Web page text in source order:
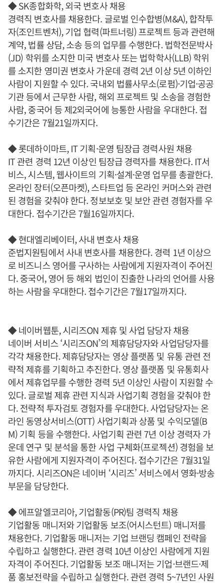
◆ SK종합화학, 외국 변호사 채용
경력직 변호사를 채용한다. 글로벌 인수합병(M&A), 합작투
자(조인트벤처), 기업 협력(파트너링) 프로젝트 등과 관련해
계약, 법률 상담, 소송 등의 업무를 수행한다. 법학전문박사
(JD) 학위를 소지한 미국 변호사 또는 법학학사(LLB) 학위
를 소지한 영미권 변호사 가운데 경력 2년 이상 5년 이하인
사람이 지원할 수 있다. 국내외 법률사무소(로펌)·기업·공공
기관 등에서 근무한 사람, 해외 프로젝트 및 소송을 경험한
사람, 중국어 등 제2외국어에 능통한 사람을 우대한다. 접
수기간은 7월21일까지다.
◆ 롯데하이마트, IT 기획·운영 팀장급 경력사원 채용
IT 관련 경력 12년 이상인 팀장급 경력자를 채용한다. IT서
비스, 시스템, 웹사이트의 기획·설계·운영 업무를 총괄한다.
온라인 장터(오픈마켓), 스타트업 등 온라인 커머스와 관련
된 경험을 갖춰야 한다. 정보보호 및 보안 관련 경험자를 우
대한다. 접수기간은 7월16일까지다.
◆ 현대엘리베이터, 사내 변호사 채용
준법지원팀에서 사내 변호사를 채용한다. 경력 1년 이상으
로 비즈니스 영어를 구사하는 사람에게 지원자격이 주어진
다. 중국어, 영어 등 해외 법인이 진출한 나라의 언어를 사용
하는 사람을 우대한다. 접수기간은 7월17일까지다.
◆ 네이버웹툰, 시리즈ON 제휴 및 사업 담당자 채용
네이버 서비스 ‘시리즈ON’의 제휴담당자와 사업담당자를
각각 채용한다. 제휴담당자는 영상 플랫폼 및 유통 관련 전
략적 제휴를 기획하고 추진한다. 영상 플랫폼 및 유통회사
에서 제휴업무를 수행한 경력 5년 이상인 사람이 지원할 수
있다. 글로벌 제휴 관련 지식과 사업기획 경험을 갖춰야 한
다. 전략적 투자검토 경험자를 우대한다. 사업담당자는 온
라인 동영상서비스(OTT) 사업기획과 상품 및 수익모델(B
M) 기획 등을 수행한다. 사업기획 관련 7년 이상 경력자 가
운데 연구 및 분석을 통한 사업 구체화(프로젝션) 경험을 보
유한 사람에게 지원자격이 주어진다. 접수기간은 7월31일
까지다. 시리즈ON은 네이버 ‘시리즈’ 서비스에서 영화·방송
부문을 담당한다.
◆ 에프알엘코리아, 기업활동(PR)팀 경력직 채용
기업활동 매니저와 기업활동 보조(어시스턴트) 매니저를
채용한다. 기업활동 매니저는 기업 브랜딩 캠페인 전략을
수립하고 실행한다. 관련 경력 10년 이상인 사람에게 지원
자격이 주어진다. 기업활동 보조 매니저는 기업·브랜드·제
품 홍보전략을 수립하고 실행한다. 관련 경력 5~7년인 사원